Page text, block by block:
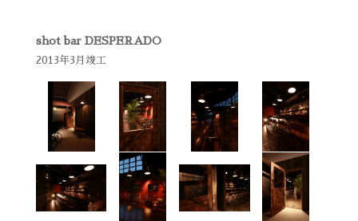
shot bar DESPERADO
2013年3月竣工